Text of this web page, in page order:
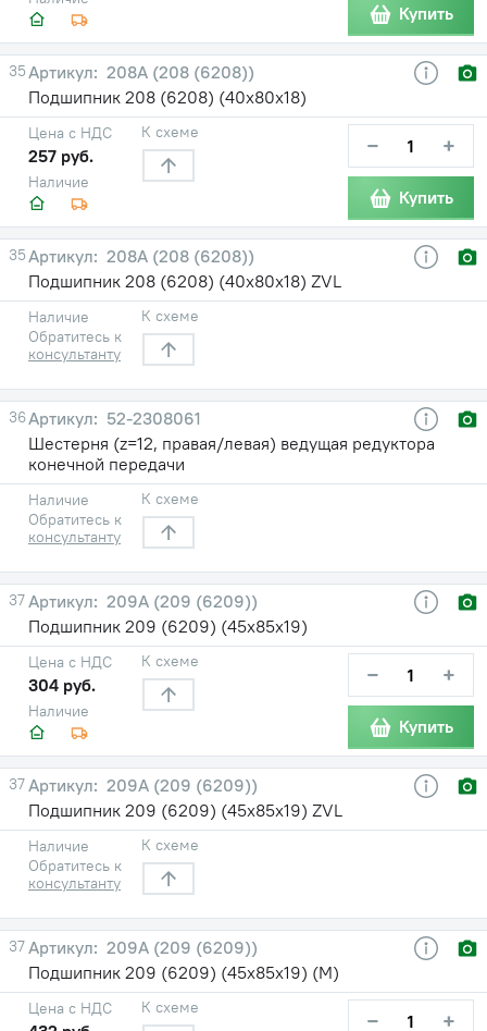
Купить
35
208А (208 (6208))
Подшипник 208 (6208) (40х80х18)
Наличие
Цена с НДС
257 руб.
К схеме − +
Купить
35
208А (208 (6208))
Подшипник 208 (6208) (40х80х18) ZVL
Наличие
Обратитесь к
консультанту
К схеме
36
52-2308061
Шестерня (z=12, правая/левая) ведущая редуктора
конечной передачи
Наличие
Обратитесь к
консультанту
К схеме
37
209А (209 (6209))
Подшипник 209 (6209) (45х85х19)
Наличие
Цена с НДС
304 руб.
К схеме − +
Купить
37
209А (209 (6209))
Подшипник 209 (6209) (45х85х19) ZVL
Наличие
Обратитесь к
консультанту
К схеме
37
209А (209 (6209))
Подшипник 209 (6209) (45х85х19) (М)
Цена с НДС К схеме − +